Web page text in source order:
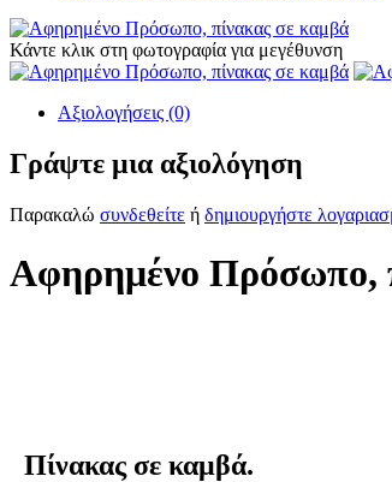
Κάντε κλικ στη φωτογραφία για μεγέθυνση
Αξιολογήσεις (0)
Γράψτε μια αξιολόγηση
Παρακαλώ συνδεθείτε ή δημιουργήστε
Αφηρημένο Πρόσωπο,
Πίνακας σε καμβά.